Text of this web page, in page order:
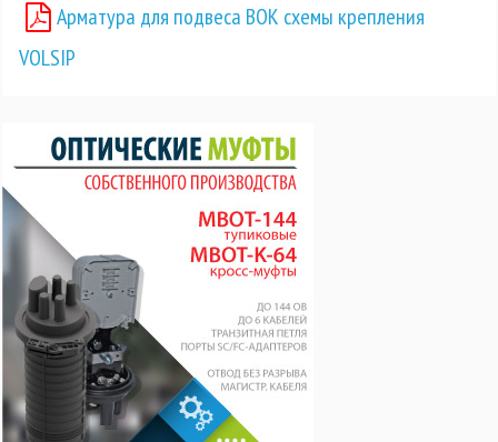
Арматура для подвеса ВОК схемы крепления
VOLSIP